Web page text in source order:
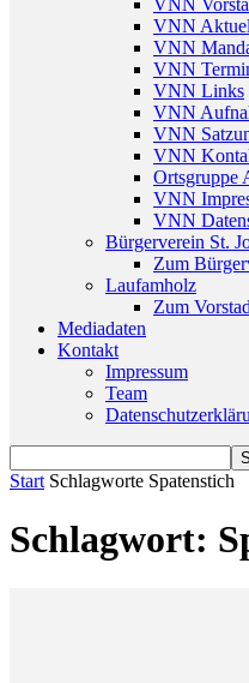
VNN
VNN
VNN
VNN
VNN Links
VNN
VNN
VNN
Ortsgruppe
VNN
VNN
Bürgerverein St.
Zum
Laufamholz
Zum
Mediadaten
Kontakt
Impressum
Team
Start Schlagworte Spatenstich
Schlagwort: